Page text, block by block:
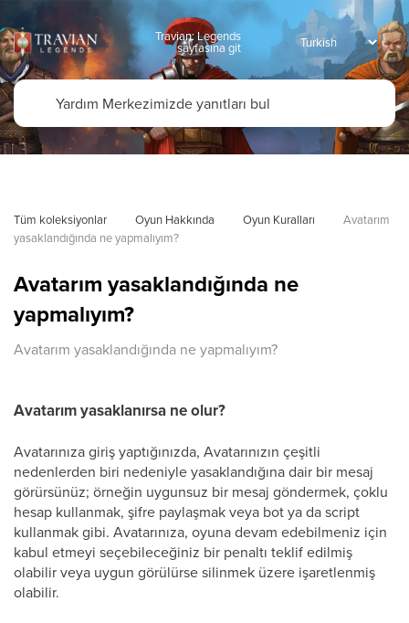
Travian: Legends
sayfasına git
Tüm koleksiyonlar Oyun Hakkında Oyun Kuralları
Avatarım
yasaklandığında ne yapmalıyım?
Avatarım yasaklandığında ne
yapmalıyım?
Avatarım yasaklandığında ne yapmalıyım?
Avatarım yasaklanırsa ne olur?
Avatarınıza giriş yaptığınızda, Avatarınızın çeşitli
nedenlerden biri nedeniyle yasaklandığına dair bir mesaj
görürsünüz; örneğin uygunsuz bir mesaj göndermek, çoklu
hesap kullanmak, şifre paylaşmak veya bot ya da script
kullanmak gibi. Avatarınıza, oyuna devam edebilmeniz için
kabul etmeyi seçebileceğiniz bir penaltı teklif edilmiş
olabilir veya uygun görülürse silinmek üzere işaretlenmiş
olabilir.